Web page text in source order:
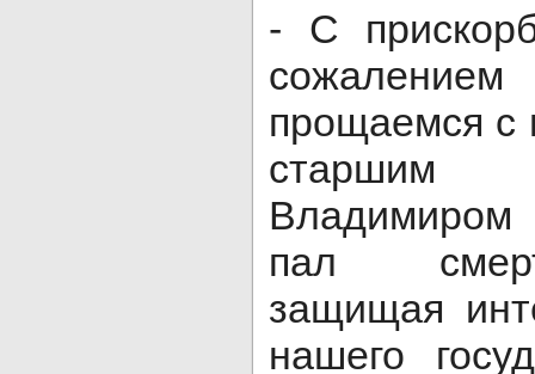
- С
прощаемся с
пал
защищая
нашего